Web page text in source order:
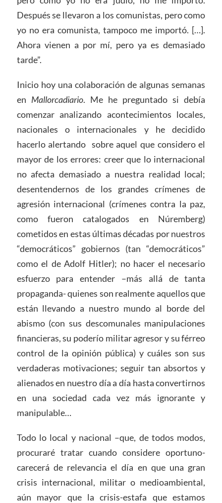
Después se llevaron a los comunistas, pero como
yo no era comunista, tampoco me importó. […].
Ahora vienen a por mí, pero ya es demasiado
tarde”.
Inicio hoy una colaboración de algunas semanas
en Mallorcadiario. Me he preguntado si debía
comenzar analizando acontecimientos locales,
nacionales o internacionales y he decidido
hacerlo alertando sobre aquel que considero el
mayor de los errores: creer que lo internacional
no afecta demasiado a nuestra realidad local;
desentendernos de los grandes crímenes de
agresión internacional (crímenes contra la paz,
como fueron catalogados en Núremberg)
cometidos en estas últimas décadas por nuestros
“democráticos” gobiernos (tan “democráticos”
como el de Adolf Hitler); no hacer el necesario
esfuerzo para entender –más allá de tanta
propaganda- quienes son realmente aquellos que
están llevando a nuestro mundo al borde del
abismo (con sus descomunales manipulaciones
financieras, su poderío militar agresor y su férreo
control de la opinión pública) y cuáles son sus
verdaderas motivaciones; seguir tan absortos y
alienados en nuestro día a día hasta convertirnos
en una sociedad cada vez más ignorante y
manipulable…
Todo lo local y nacional –que, de todos modos,
procuraré tratar cuando considere oportuno-
carecerá de relevancia el día en que una gran
crisis internacional, militar o medioambiental,
aún mayor que la crisis-estafa que estamos